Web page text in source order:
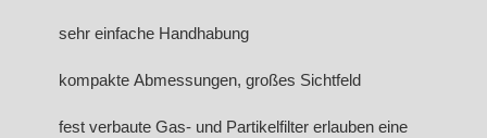
sehr einfache Handhabung
kompakte Abmessungen, großes Sichtfeld
fest verbaute Gas- und Partikelfilter erlauben eine